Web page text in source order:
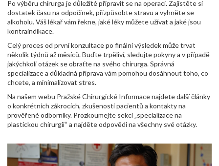
Po výběru chirurga je důležité připravit se na operaci. Zajistěte si
dostatek času na odpočinek, přizpůsobte stravu a vyhněte se
alkoholu. Váš lékař vám řekne, jaké léky můžete užívat a jaké jsou
kontraindikace.
Celý proces od první konzultace po finální výsledek může trvat
několik týdnů až měsíců. Buďte trpěliví, sledujte pokyny a v případě
jakýchkoli otázek se obraťte na svého chirurga. Správná
specializace a důkladná příprava vám pomohou dosáhnout toho, co
chcete, a minimalizovat stres.
Na našem webu Pražské Chirurgické Informace najdete další články
o konkrétních zákrocích, zkušenosti pacientů a kontakty na
prověřené odborníky. Prozkoumejte sekci „specializace na
plastickou chirurgii“ a najděte odpovědi na všechny své otázky.